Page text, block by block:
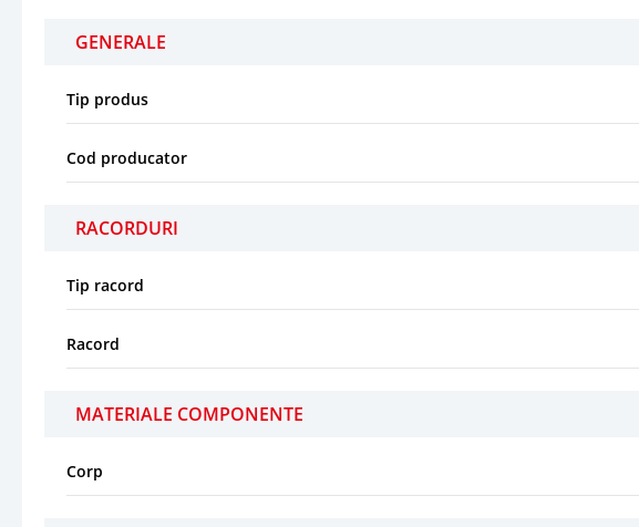
GENERALE
Tip produs
Cod producator
RACORDURI
Tip racord
Racord
MATERIALE COMPONENTE
Corp